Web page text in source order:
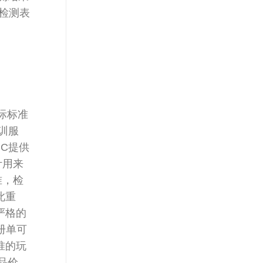
测表
标准
服
提供
用来
检
重
格的
单可
的玩